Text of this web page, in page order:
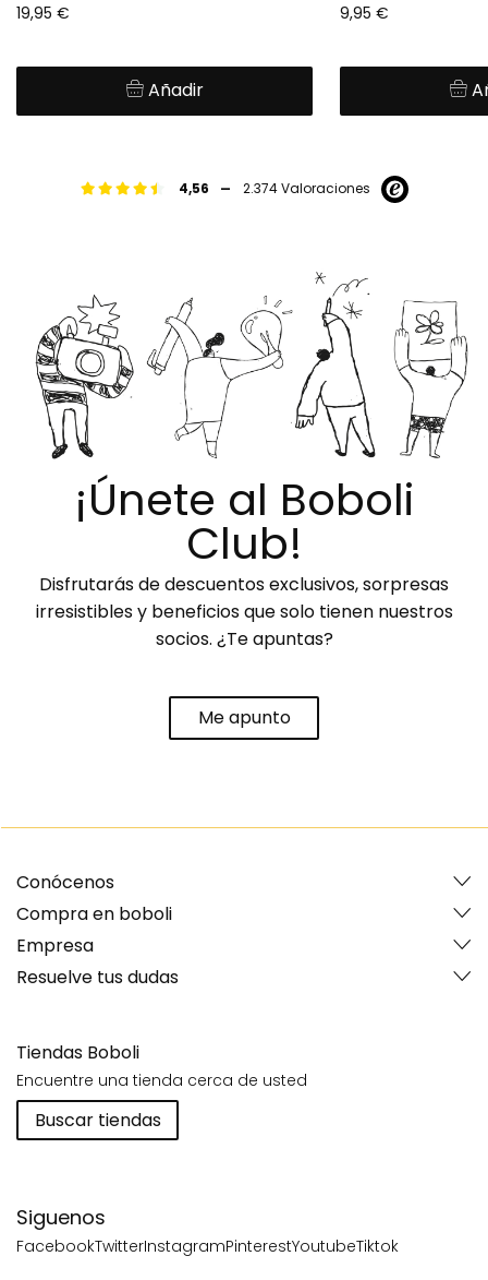
19,95 €
Añadir
9,95 €
4,56 - 2.374 Valoraciones
¡Únete al Boboli
Club!
Disfrutarás de descuentos exclusivos, sorpresas
irresistibles y beneficios que solo tienen nuestros
socios. ¿Te apuntas?
Me apunto
Siguenos
FacebookTwitterInstagramPinterestYoutubeTiktok
Conócenos
Compra en boboli
Empresa
Resuelve tus dudas
Tiendas Boboli
Encuentre una tienda cerca de usted
Buscar tiendas